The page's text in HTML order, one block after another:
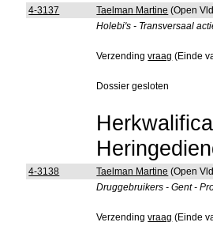
4-3137 Taelman Martine (Open
Holebi's - Transversaal
Verzendingvraag (Einde
Dossier gesloten
4-3138 Taelman Martine (Open
Druggebruikers - Gent -
Verzendingvraag (Einde